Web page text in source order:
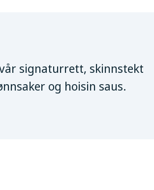
signaturrett, skinnstekt
og hoisin saus.